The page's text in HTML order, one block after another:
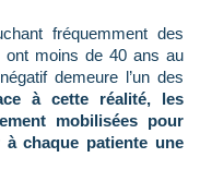
fréquemment des
moins de 40 ans au
demeure l’un des
à cette réalité, les
mobilisées pour
chaque patiente une